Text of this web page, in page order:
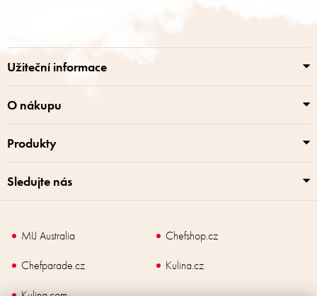
Užiteční informace
O nákupu
Produkty
Sledujte nás
MIJ Australia
Chefshop.cz
Chefparade.cz
Kulina.cz